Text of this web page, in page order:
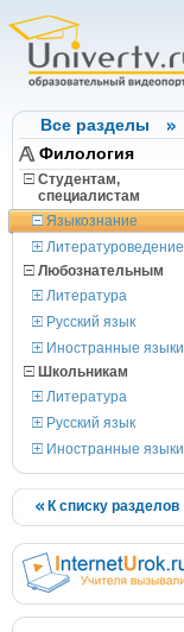
Все разделы
Филология
Студентам,
cпециалистам
Языкознание
Литературоведение
Любознательным
Литература
Русский язык
Иностранные языки
Школьникам
Литература
Русский язык
Иностранные языки
К списку разделов